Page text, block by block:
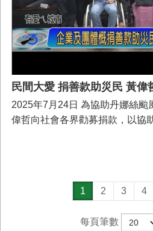
民間大愛 捐善款助災民 黃偉
2025年7月24日 為協助丹娜絲颱
偉哲向社會各界勸募捐款，以協
黃偉哲代表接受並回贈感謝狀，
哲表示，此次風災造成台南嚴重
的災損申請，盡快發放慰助金，
而同時來自社會各界愛心捐款持
1 2 3 4
每頁筆數